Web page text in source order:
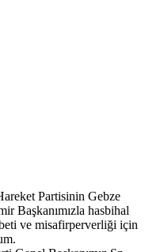
Partisinin Gebze
Başkanımızla hasbihal
ve misafirperverliği için